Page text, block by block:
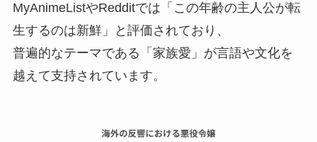
MyAnimeListやRedditでは「この年齢の主人公が転
生するのは新鮮」と評価されており、
普遍的なテーマである「家族愛」が言語や文化を
越えて支持されています。